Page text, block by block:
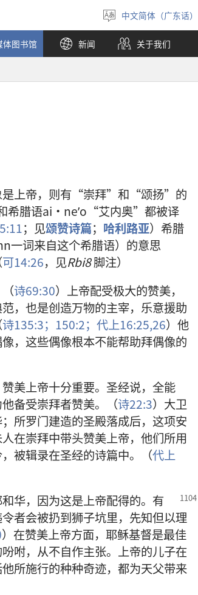
选
择
语
言
中文简体（广东话）
体图书馆 新闻 关于我们
是上帝，则有“崇拜”和“颂扬”的
希腊语ai·neʹo“艾内奥”都被译
；见颂赞诗篇； 哈利路亚）希腊
词来自这个希腊语）的意思
可14:26，见Rbi8脚注）
诗69:30）上帝配受极大的赞美，
，也是创造万物的主宰，乐意援助
诗135:3； 150:2； 代上16:25,26）他
，这些偶像根本不能帮助拜偶像的
美上帝十分重要。圣经说，全能
备受崇拜者赞美。（诗22:3）大卫
所罗门建造的圣殿落成后，这项安
在崇拜中带头赞美上帝，他们所用
被辑录在圣经的诗篇中。（代上
华，因为这是上帝配得的。有
者会被扔到狮子坑里，先知但以理
）在赞美上帝方面，耶稣基督是最佳
咐，从不自作主张。上帝的儿子在
所施行的种种奇迹，都为天父带来